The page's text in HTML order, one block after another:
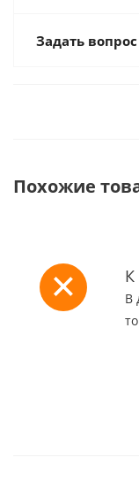
Задать вопрос
Похожие
К
В